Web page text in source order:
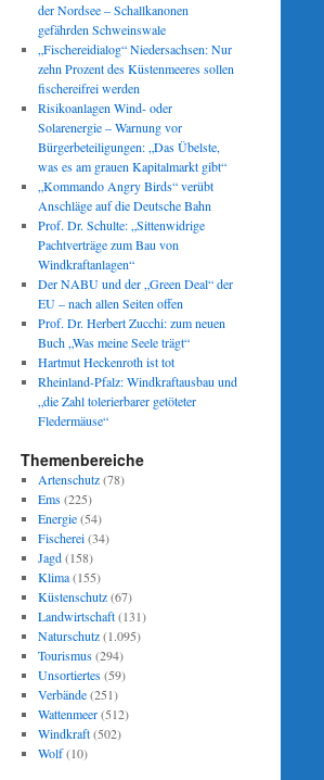
der Nordsee – Schallkanonen
gefährden Schweinswale
„Fischereidialog“ Niedersachsen: Nur
zehn Prozent des Küstenmeeres sollen
fischereifrei werden
Risikoanlagen Wind- oder
Solarenergie – Warnung vor
Bürgerbeteiligungen: „Das Übelste,
was es am grauen Kapitalmarkt gibt“
„Kommando Angry Birds“ verübt
Anschläge auf die Deutsche Bahn
Prof. Dr. Schulte: „Sittenwidrige
Pachtverträge zum Bau von
Windkraftanlagen“
Der NABU und der „Green Deal“ der
EU – nach allen Seiten offen
Prof. Dr. Herbert Zucchi: zum neuen
Buch „Was meine Seele trägt“
Hartmut Heckenroth ist tot
Rheinland-Pfalz: Windkraftausbau und
„die Zahl tolerierbarer getöteter
Fledermäuse“
Themenbereiche
Artenschutz(78)
Ems(225)
Energie(54)
Fischerei(34)
Jagd(158)
Klima(155)
Küstenschutz(67)
Landwirtschaft(131)
Naturschutz(1.095)
Tourismus(294)
Unsortiertes(59)
Verbände(251)
Wattenmeer(512)
Windkraft(502)
Wolf(10)